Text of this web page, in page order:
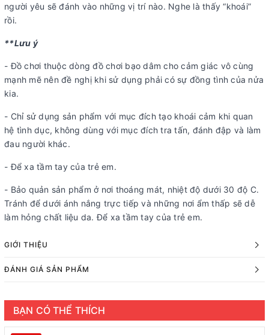
người yêu sẽ đánh vào những vị trí nào. Nghe là thấy “khoái”
rồi.
**Lưu ý
- Đồ chơi thuộc dòng đồ chơi bạo dâm cho cảm giác vô cùng
mạnh mẽ nên đề nghị khi sử dụng phải có sự đồng tình của nửa
kia.
- Chỉ sử dụng sản phẩm với mục đích tạo khoái cảm khi quan
hệ tình dục, không dùng với mục đích tra tấn, đánh đập và làm
đau người khác.
- Để xa tầm tay của trẻ em.
- Bảo quản sản phẩm ở nơi thoáng mát, nhiệt độ dưới 30 độ C.
Tránh để dưới ánh nắng trực tiếp và những nơi ẩm thấp sẽ dễ
làm hỏng chất liệu da. Để xa tầm tay của trẻ em.
GIỚI THIỆU
ĐÁNH GIÁ SẢN PHẨM
BẠN CÓ THỂ THÍCH